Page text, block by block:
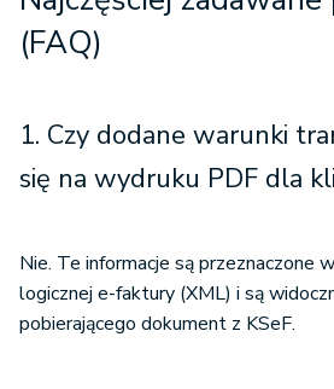
(FAQ)
1. Czy dodane warunki
się na wydruku PDF dla
Nie. Te informacje są przeznaczone
logicznej e-faktury (XML) i są
pobierającego dokument z KSeF.